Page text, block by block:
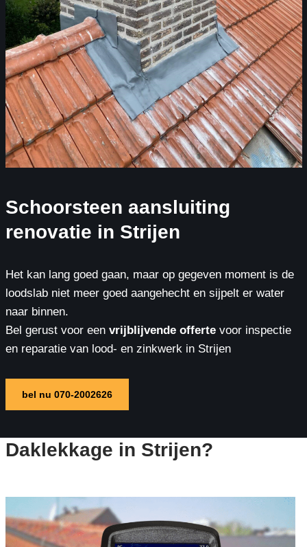
Schoorsteen aansluiting
renovatie in Strijen
Het kan lang goed gaan, maar op gegeven moment is de
loodslab niet meer goed aangehecht en sijpelt er water
naar binnen.
Bel gerust voor eenvrijblijvende offertevoor inspectie
en reparatie van lood- en zinkwerk in Strijen
bel nu 070-2002626
Daklekkage in Strijen?